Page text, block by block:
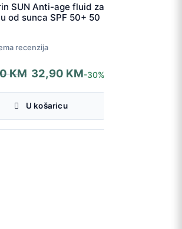
SUN Anti-age fluid za
od sunca SPF 50+ 50
recenzija
KM 32,90 KM-30%
U košaricu